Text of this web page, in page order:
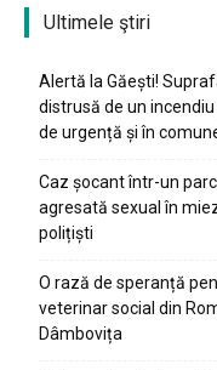
Ultimele ştiri
Alertă la Găești!
distrusă de un
de urgență și în
Caz șocant într-un
agresată sexual în
polițiști
O rază de speranță
veterinar social din
Dâmbovița